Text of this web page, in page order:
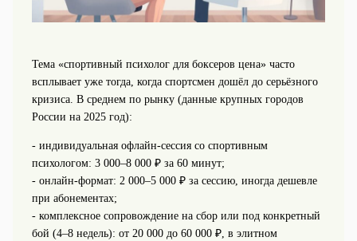
Тема «спортивный психолог для боксеров цена» часто
всплывает уже тогда, когда спортсмен дошёл до серьёзного
кризиса. В среднем по рынку (данные крупных городов
России на 2025 год):
- индивидуальная офлайн‑сессия со спортивным
психологом: 3 000–8 000 ₽ за 60 минут;
- онлайн‑формат: 2 000–5 000 ₽ за сессию, иногда дешевле
при абонементах;
- комплексное сопровождение на сбор или под конкретный
бой (4–8 недель): от 20 000 до 60 000 ₽, в элитном